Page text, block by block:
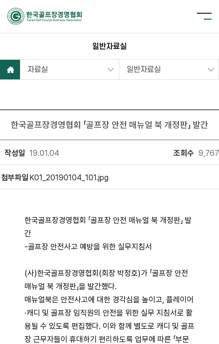
일반자료실
자료실 일반자료실
한국골프장경영협회 「골프장 안전 매뉴얼 북 개정판」 발간
작성일 19.01.04 조회수 9,767
첨부파일 K01_20190104_101.jpg
한국골프장경영협회 「골프장 안전 매뉴얼 북 개정판」 발
간
-골프장 안전사고 예방을 위한 실무지침서
(사)한국골프장경영협회(회장 박정호)가 「골프장 안전
매뉴얼 북 개정판」을 발간했다.
매뉴얼북은 안전사고에 대한 경각심을 높이고, 플레이어
·캐디 및 골프장 임직원의 안전을 위한 실무 지침서로 활
용될 수 있도록 편집했다. 이와 함께 별도로 캐디 및 골프
장 근무자들이 휴대하기 편리하도록 업무에 따른 「부문